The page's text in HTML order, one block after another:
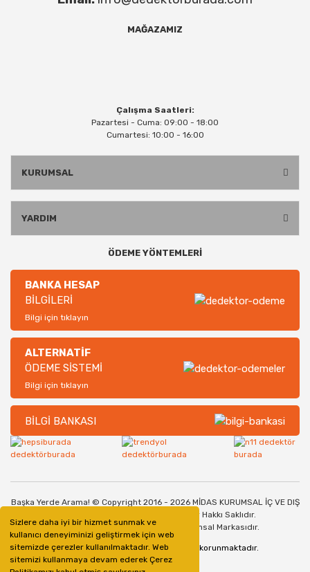
Sizlere daha iyi bir hizmet sunmak ve
kullanıcı deneyiminizi geliştirmek için web
sitemizde çerezler kullanılmaktadır. Web
sitemizi kullanmaya devam ederek Çerez
MAĞAZAMIZ
Çalışma Saatleri:
Pazartesi - Cuma: 09:00 - 18:00
Cumartesi: 10:00 - 16:00
KURUMSAL
YARDIM
ÖDEME YÖNTEMLERİ
BANKA HESAP
BİLGİLERİ
Bilgi için tıklayın
ALTERNATİF
ÖDEME SİSTEMİ
Bilgi için tıklayın
BİLGİ BANKASI
Başka Yerde Arama! © Copyright 2016 - 2026 MİDAS KURUMSAL İÇ VE DIŞ
TİCARET SANAYİ LİMİTED ŞİRKETİ. Her Hakkı Saklıdır.
Dedektorburada.com, bir Midas Kurumsal Markasıdır.
128bit SSL Güvenlik Sertifikası ile korunmaktadır.